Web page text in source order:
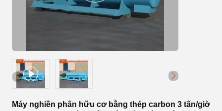
Máy nghiền phân hữu cơ bằng thép carbon 3 tấn/giờ